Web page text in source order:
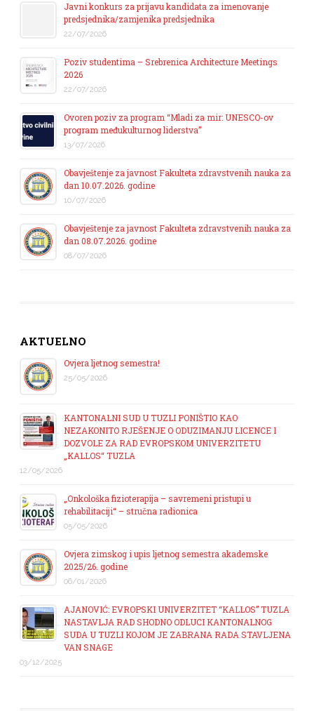
Javni konkurs za prijavu kandidata za imenovanje
predsjednika/zamjenika predsjednika
22/07/2026
Poziv studentima – Srebrenica Architecture Meetings
2026
22/07/2026
Ovoren poziv za program “Mladi za mir: UNESCO-ov
program međukulturnog liderstva”
13/07/2026
Obavještenje za javnost Fakulteta zdravstvenih nauka za
dan 10.07.2026. godine
10/07/2026
Obavještenje za javnost Fakulteta zdravstvenih nauka za
dan 08.07.2026. godine
08/07/2026
AKTUELNO
Ovjera ljetnog semestra!
25/05/2026
KANTONALNI SUD U TUZLI PONIŠTIO KAO
NEZAKONITO RJEŠENJE O ODUZIMANJU LICENCE I
DOZVOLE ZA RAD EVROPSKOM UNIVERZITETU
„KALLOS“ TUZLA
12/05/2026
„Onkološka fizioterapija – savremeni pristupi u
rehabilitaciji“ – stručna radionica
05/05/2026
Ovjera zimskog i upis ljetnog semestra akademske
2025/26. godine
06/01/2026
AJANOVIĆ: EVROPSKI UNIVERZITET “KALLOS” TUZLA
NASTAVLJA RAD SHODNO ODLUCI KANTONALNOG
SUDA U TUZLI KOJOM JE ZABRANA RADA STAVLJENA
VAN SNAGE
03/12/2025